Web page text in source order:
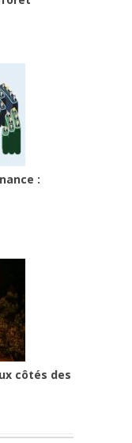
:
côtés des